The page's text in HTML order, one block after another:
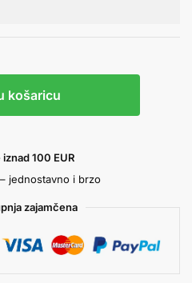
košaricu
100 EUR
jednostavno i brzo
zajamčena